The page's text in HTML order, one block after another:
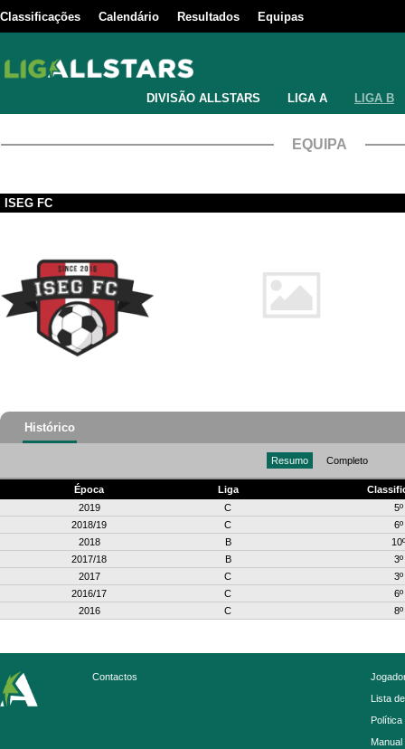
Classificações Calendário Resultados Equipas
DIVISÃO ALLSTARS LIGA A LIGA B
EQUIPA
ISEG FC
Histórico
Resumo Completo
Época Liga
2019
C
5º
2018/19
C
6º
2018
B
10º
2017/18
B
3º
2017
C
3º
2016/17
C
6º
2016
C 8º
Contactos
Lista